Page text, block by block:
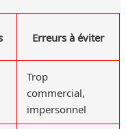
Erreurs à éviter
Trop
commercial,
impersonnel